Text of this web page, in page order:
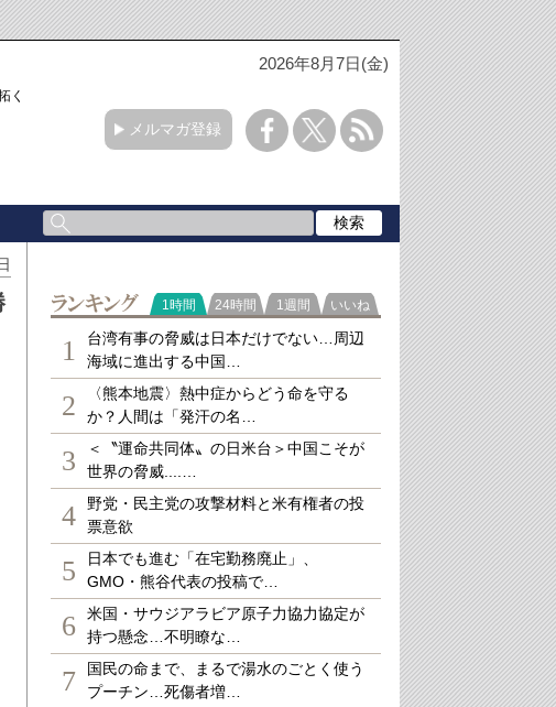
2026年8月7日(金)
く「3
メルマガ登録
ランキング
1時間 24時間 1週間 いいね
1
台湾有事の脅威は日本だけでない…周辺
海域に進出する中国…
2
〈熊本地震〉熱中症からどう命を守る
か？人間は「発汗の名…
3
＜〝運命共同体〟の日米台＞中国こそが
世界の脅威....…
4
野党・民主党の攻撃材料と米有権者の投
票意欲
5
日本でも進む「在宅勤務廃止」、
GMO・熊谷代表の投稿で…
6
米国・サウジアラビア原子力協力協定が
持つ懸念…不明瞭な…
7
国民の命まで、まるで湯水のごとく使う
プーチン…死傷者増…